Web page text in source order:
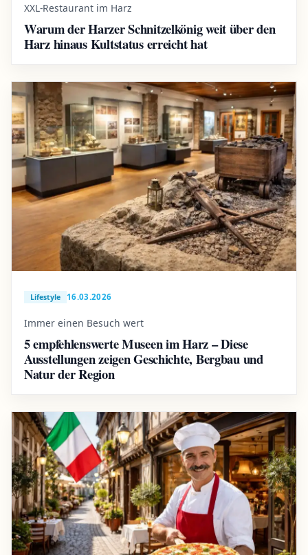
XXL-Restaurant im Harz
Warum der Harzer Schnitzelkönig weit über den
Harz hinaus Kultstatus erreicht hat
Lifestyle 16.03.2026
Immer einen Besuch wert
5 empfehlenswerte Museen im Harz – Diese
Ausstellungen zeigen Geschichte, Bergbau und
Natur der Region